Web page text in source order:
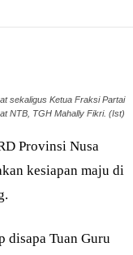
sekaligus Ketua Fraksi Partai
NTB, TGH Mahally Fikri. (Ist)
Provinsi Nusa
kesiapan maju di
disapa Tuan Guru